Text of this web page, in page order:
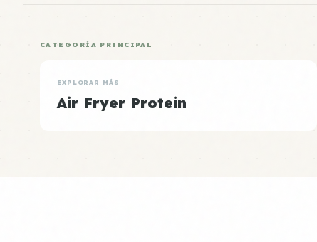
CATEGORÍA PRINCIPAL
EXPLORAR MÁS
Air Fryer Protein